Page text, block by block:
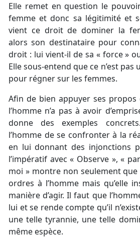
Elle remet en question le
femme et donc sa légitimité et
vient ce droit de dominer la
alors son destinataire pour
droit : lui vient-il de sa « force »
Elle sous-entend que ce n’est
pour régner sur les femmes.
Afin de bien appuyer ses
l’homme n’a pas à avoir
donne des exemples
l’homme de se confronter à la
en lui donnant des injonctions
l’impératif avec « Observe », «
moi » montre non seulement que
ordres à l’homme mais qu’elle
manière d’agir. Il faut que
lui et se rende compte qu’il
une telle tyrannie, une telle
même espèce.